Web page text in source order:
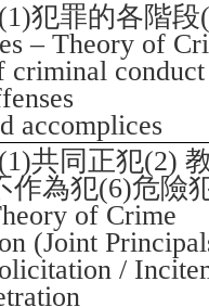
犯罪的各階
– Theory of
criminal conduct
accomplices
共同正犯(2)
作為犯(6)危險
of Crime
(Joint
/